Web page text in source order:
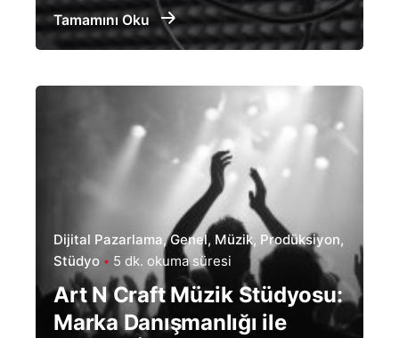
Tamamını Oku
Dijital Pazarlama Genel Müzik Prodüksiyon
Stüdyo
5 dk. okuma süresi
Art N Craft Müzik Stüdyosu:
Marka Danışmanlığı ile